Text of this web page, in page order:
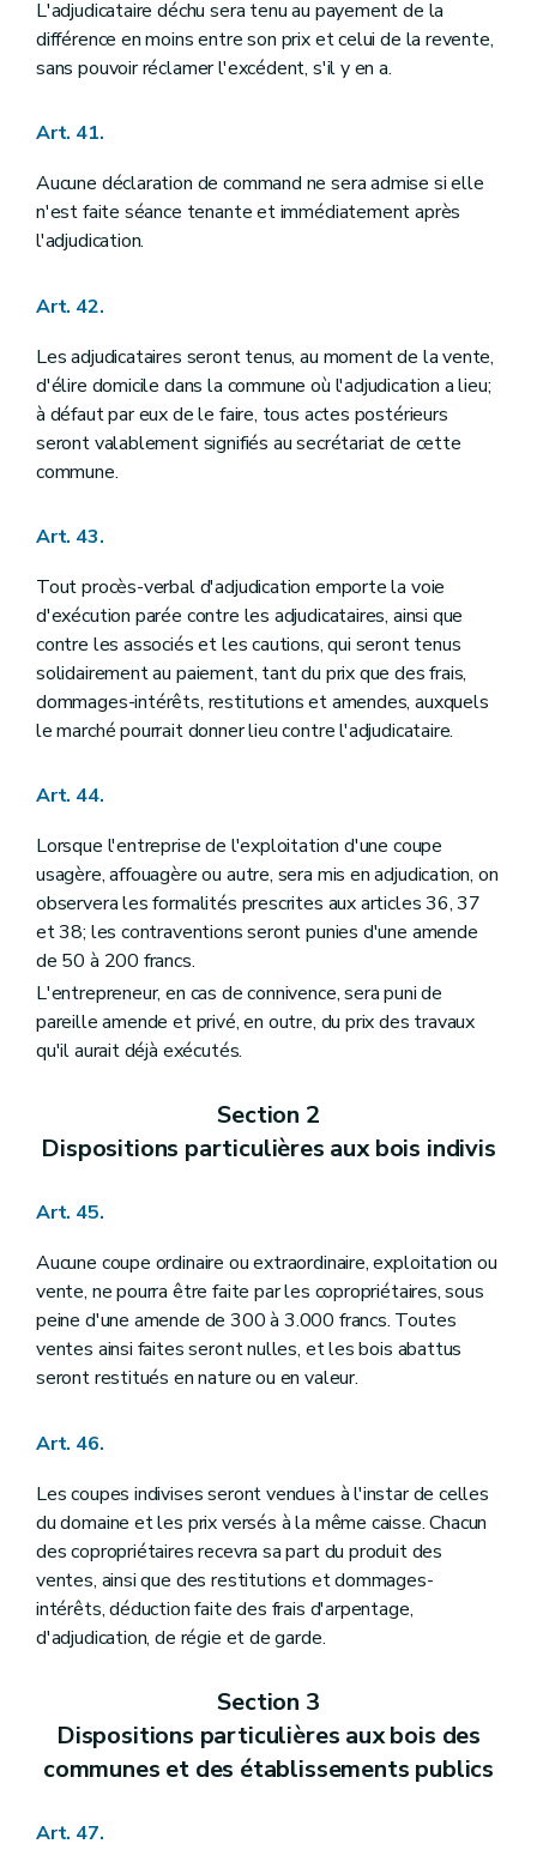
L'adjudicataire déchu sera tenu au payement de la
différence en moins entre son prix et celui de la revente,
sans pouvoir réclamer l'excédent, s'il y en a.
Art. 41.
Aucune déclaration de command ne sera admise si elle
n'est faite séance tenante et immédiatement après
l'adjudication.
Art. 42.
Les adjudicataires seront tenus, au moment de la vente,
d'élire domicile dans la commune où l'adjudication a lieu;
à défaut par eux de le faire, tous actes postérieurs
seront valablement signifiés au secrétariat de cette
commune.
Art. 43.
Tout procès-verbal d'adjudication emporte la voie
d'exécution parée contre les adjudicataires, ainsi que
contre les associés et les cautions, qui seront tenus
solidairement au paiement, tant du prix que des frais,
dommages-intérêts, restitutions et amendes, auxquels
le marché pourrait donner lieu contre l'adjudicataire.
Art. 44.
Lorsque l'entreprise de l'exploitation d'une coupe
usagère, affouagère ou autre, sera mis en adjudication, on
observera les formalités prescrites aux articles 36, 37
et 38; les contraventions seront punies d'une amende
de 50 à 200 francs.
L'entrepreneur, en cas de connivence, sera puni de
pareille amende et privé, en outre, du prix des travaux
qu'il aurait déjà exécutés.
Section 2
Dispositions particulières aux bois indivis
Art. 45.
Aucune coupe ordinaire ou extraordinaire, exploitation ou
vente, ne pourra être faite par les copropriétaires, sous
peine d'une amende de 300 à 3.000 francs. Toutes
ventes ainsi faites seront nulles, et les bois abattus
seront restitués en nature ou en valeur.
Art. 46.
Les coupes indivises seront vendues à l'instar de celles
du domaine et les prix versés à la même caisse. Chacun
des copropriétaires recevra sa part du produit des
ventes, ainsi que des restitutions et dommages-
intérêts, déduction faite des frais d'arpentage,
d'adjudication, de régie et de garde.
Section 3
Dispositions particulières aux bois des
communes et des établissements publics
Art. 47.